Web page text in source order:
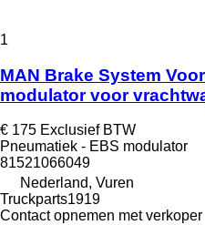
1
MAN Brake System
modulator voor
€ 175 Exclusief BTW
Pneumatiek - EBS modulator
81521066049
Nederland, Vuren
Truckparts1919
Contact opnemen met verkoper